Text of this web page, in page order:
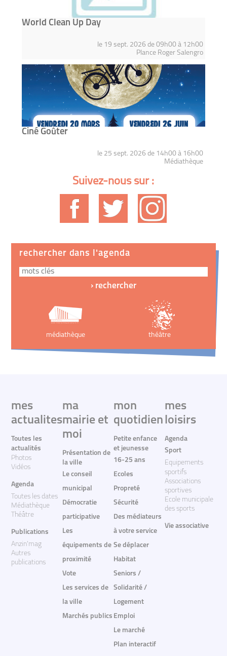
World Clean Up Day
le 19 sept. 2026 de 09h00 à 12h00
Plance Roger Salengro
Ciné Goûter
le 25 sept. 2026 de 14h00 à 16h00
Médiathèque
Suivez-nous sur :
rechercher dans l'agenda
médiathèque théâtre
mes
actualites
Toutes les
actualités
Photos
Vidéos
Agenda
Toutes les dates
Médiathèque
Théâtre
Publications
Anzin'mag
Autres
publications
ma
mairie et
moi
Présentation de
la ville
Le conseil
municipal
Démocratie
participative
Les
équipements de
proximité
Vote
Les services de
la ville
Marchés publics
mon
quotidien
Petite enfance
et jeunesse
16-25 ans
Ecoles
Propreté
Sécurité
Des médiateurs
à votre service
Se déplacer
Habitat
Seniors /
Solidarité /
Logement
Emploi
Le marché
Plan interactif
mes
loisirs
Agenda
Sport
Equipements
sportifs
Associations
sportives
Ecole municipale
des sports
Vie associative